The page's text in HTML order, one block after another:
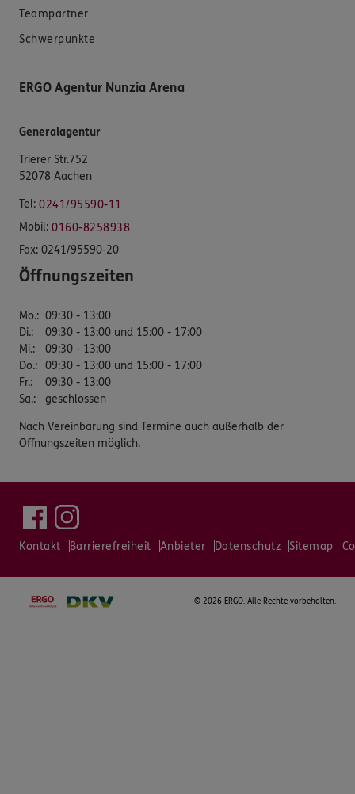
Teampartner
Schwerpunkte
ERGO Agentur Nunzia Arena
Generalagentur
Trierer Str.752
52078 Aachen
Tel: 0241/95590-11
Mobil: 0160-8258938
Fax: 0241/95590-20
Öffnungszeiten
Mo.: 09:30 - 13:00
Di.:
09:30 - 13:00 und 15:00 - 17:00
Mi.:
09:30 - 13:00
Do.: 09:30 - 13:00 und 15:00 - 17:00
Fr.:
09:30 - 13:00
Sa.: geschlossen
Nach Vereinbarung sind Termine auch außerhalb der
Öffnungszeiten möglich.
Kontakt Barrierefreiheit Anbieter Datenschutz Sitemap
© 2026 ERGO. Alle Rechte vorbehalten.